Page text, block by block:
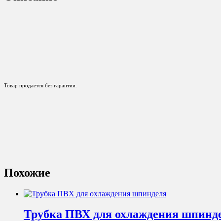
Товар продается без гарантии.
Похожие
Трубка ПВХ для охлаждения